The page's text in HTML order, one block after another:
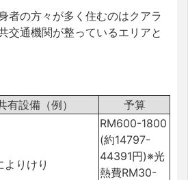
者の方々が多く住むのはクアラ
交通機関が整っているエリアと
有設備（例） 予算
よりけり
RM600-1800
(約14797-
44391円)※光
熱費RM30-